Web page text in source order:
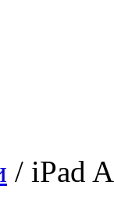
/ iPad